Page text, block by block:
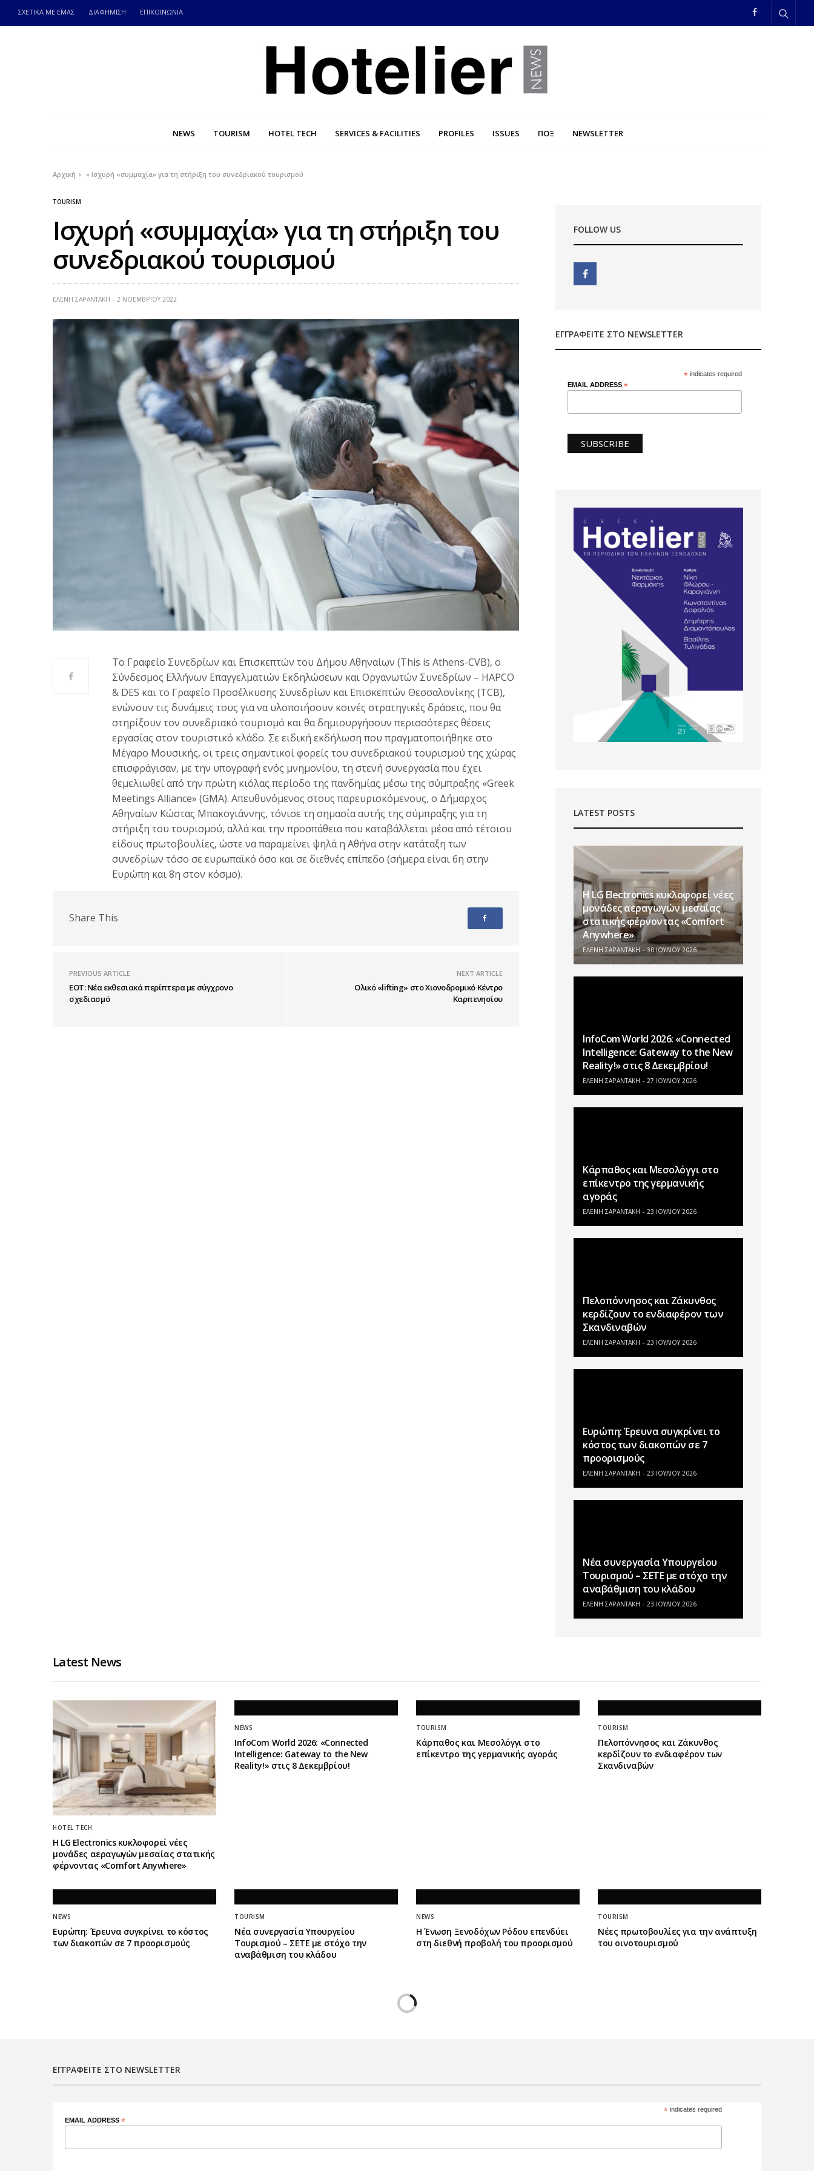
ΣΧΕΤΙΚΑ ΜΕ ΕΜΑΣ ΔΙΑΦΗΜΙΣΗ ΕΠΙΚΟΙΝΩΝΙΑ
NEWS TOURISM HOTEL TECH SERVICES & FACILITIES PROFILES ISSUES ΠΟΞ NEWSLETTER
Αρχική »Ισχυρή «συμμαχία» για τη στήριξη του συνεδριακού τουρισμού
TOURISM
Ισχυρή «συμμαχία» για τη στήριξη του
συνεδριακού τουρισμού
ΕΛΕΝΗ ΣΑΡΑΝΤΑΚΗ 2 ΝΟΕΜΒΡΊΟΥ 2022
Το Γραφείο Συνεδρίων και Επισκεπτών του Δήμου Αθηναίων (Τhis is Athens-CVB), ο
Σύνδεσμος Ελλήνων Επαγγελματιών Εκδηλώσεων και Οργανωτών Συνεδρίων – HAPCO
& DES και το Γραφείο Προσέλκυσης Συνεδρίων και Επισκεπτών Θεσσαλονίκης (TCB),
ενώνουν τις δυνάμεις τους για να υλοποιήσουν κοινές στρατηγικές δράσεις, που θα
στηρίξουν τον συνεδριακό τουρισμό και θα δημιουργήσουν περισσότερες θέσεις
εργασίας στον τουριστικό κλάδο. Σε ειδική εκδήλωση που πραγματοποιήθηκε στο
Μέγαρο Μουσικής, οι τρεις σημαντικοί φορείς του συνεδριακού τουρισμού της χώρας
επισφράγισαν, με την υπογραφή ενός μνημονίου, τη στενή συνεργασία που έχει
θεμελιωθεί από την πρώτη κιόλας περίοδο της πανδημίας μέσω της σύμπραξης «Greek
Meetings Alliance» (GMA). Απευθυνόμενος στους παρευρισκόμενους, ο Δήμαρχος
Αθηναίων Κώστας Μπακογιάννης, τόνισε τη σημασία αυτής της σύμπραξης για τη
στήριξη του τουρισμού, αλλά και την προσπάθεια που καταβάλλεται μέσα από τέτοιου
είδους πρωτοβουλίες, ώστε να παραμείνει ψηλά η Αθήνα στην κατάταξη των
συνεδρίων τόσο σε ευρωπαϊκό όσο και σε διεθνές επίπεδο (σήμερα είναι 6η στην
Ευρώπη και 8η στον κόσμο).
Share This
PREVIOUS ARTICLE
ΕΟΤ: Νέα εκθεσιακά περίπτερα με σύγχρονο
σχεδιασμό
NEXT ARTICLE
Ολικό «lifting» στο Χιονοδρομικό Κέντρο
Καρπενησίου
FOLLOW US
ΕΓΓΡΑΦΕΊΤΕ ΣΤΟ NEWSLETTER
* indicates required
EMAIL ADDRESS *
LATEST POSTS
Η LG Electronics κυκλοφορεί νέες
μονάδες αεραγωγών μεσαίας
στατικής φέρνοντας «Comfort
Anywhere»
ΕΛΕΝΗ ΣΑΡΑΝΤΑΚΗ 30 ΙΟΥΛΊΟΥ 2026
InfoCom World 2026: «Connected
Intelligence: Gateway to the New
Reality!» στις 8 Δεκεμβρίου!
ΕΛΕΝΗ ΣΑΡΑΝΤΑΚΗ 27 ΙΟΥΛΊΟΥ 2026
Κάρπαθος και Μεσολόγγι στο
επίκεντρο της γερμανικής
αγοράς
ΕΛΕΝΗ ΣΑΡΑΝΤΑΚΗ 23 ΙΟΥΛΊΟΥ 2026
Πελοπόννησος και Ζάκυνθος
κερδίζουν το ενδιαφέρον των
Σκανδιναβών
ΕΛΕΝΗ ΣΑΡΑΝΤΑΚΗ 23 ΙΟΥΛΊΟΥ 2026
Ευρώπη: Έρευνα συγκρίνει το
κόστος των διακοπών σε 7
προορισμούς
ΕΛΕΝΗ ΣΑΡΑΝΤΑΚΗ 23 ΙΟΥΛΊΟΥ 2026
Νέα συνεργασία Υπουργείου
Τουρισμού – ΣΕΤΕ με στόχο την
αναβάθμιση του κλάδου
ΕΛΕΝΗ ΣΑΡΑΝΤΑΚΗ 23 ΙΟΥΛΊΟΥ 2026
Latest News
HOTEL TECH
Η LG Electronics κυκλοφορεί νέες
μονάδες αεραγωγών μεσαίας στατικής
φέρνοντας «Comfort Anywhere»
NEWS
InfoCom World 2026: «Connected
Intelligence: Gateway to the New
Reality!» στις 8 Δεκεμβρίου!
TOURISM
Κάρπαθος και Μεσολόγγι στο
επίκεντρο της γερμανικής αγοράς
TOURISM
Πελοπόννησος και Ζάκυνθος
κερδίζουν το ενδιαφέρον των
Σκανδιναβών
NEWS
Ευρώπη: Έρευνα συγκρίνει το κόστος
των διακοπών σε 7 προορισμούς
TOURISM
Νέα συνεργασία Υπουργείου
Τουρισμού – ΣΕΤΕ με στόχο την
αναβάθμιση του κλάδου
NEWS
Η Ένωση Ξενοδόχων Ρόδου επενδύει
στη διεθνή προβολή του προορισμού
TOURISM
Νέες πρωτοβουλίες για την ανάπτυξη
του οινοτουρισμού
ΕΓΓΡΑΦΕΊΤΕ ΣΤΟ NEWSLETTER
*indicates required
EMAIL ADDRESS *